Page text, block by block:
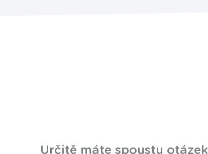
Určitě máte spoustu otázek